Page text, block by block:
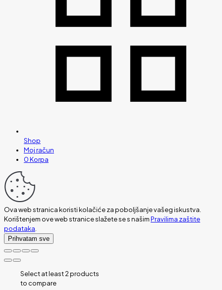
Shop
Moj račun
0Korpa
Ova web stranica koristi kolačiće za poboljšanje vašeg iskustva.
Korištenjem ove web stranice slažete se s našimPravilima zaštite
podataka.
Prihvatam sve
Select at least 2 products
to compare